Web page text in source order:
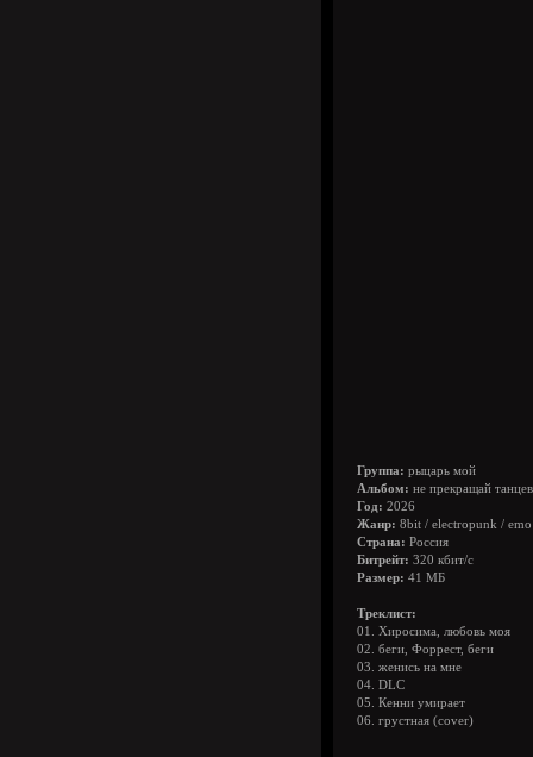
Группа: рыцарь мой
Альбом: не прекращай
Год: 2026
Жанр: 8bit / electropunk / emo
Страна: Россия
Битрейт: 320 кбит/с
Размер: 41 МБ
Треклист:
01. Хиросима, любовь моя
02. беги, Форрест, беги
03. женись на мне
04. DLC
05. Кенни умирает
06. грустная (cover)